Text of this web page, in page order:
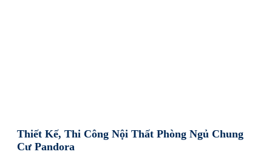
Thiết Kế, Thi Công Nội Thất Phòng Ngủ Chung
Cư Pandora